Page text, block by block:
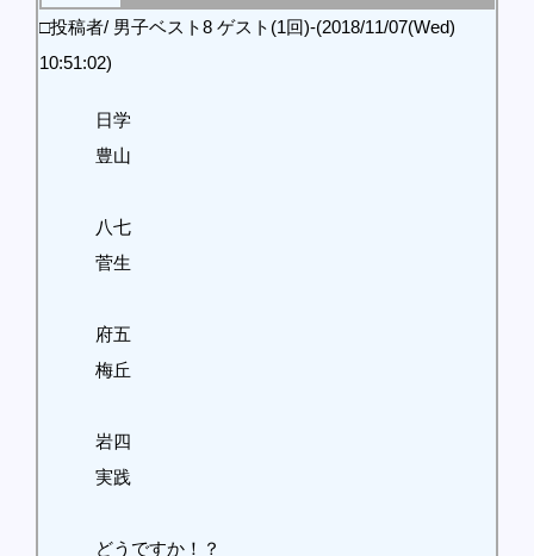
□投稿者/ 男子ベスト8 ゲスト(1回)-(2018/11/07(Wed)
10:51:02)
日学
豊山
八七
菅生
府五
梅丘
岩四
実践
どうですか！？